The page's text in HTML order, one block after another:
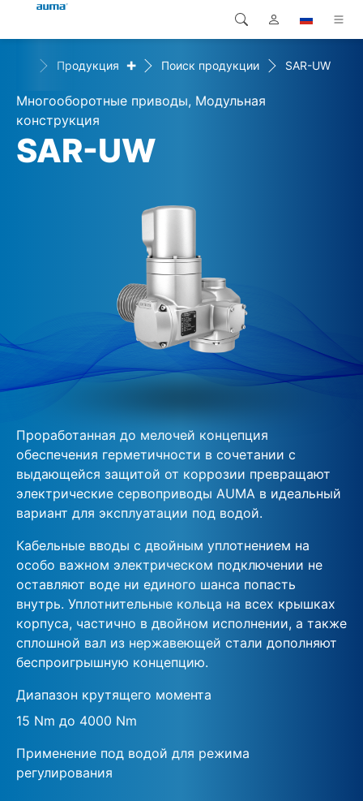
Продукция
Решения
Загрузки
Global
Европа
Азия и Тихий океан
Северная Америка
Поиск
Продукция + Поиск продукции SAR-UW
Многооборотные приводы, Модульная
конструкция
SAR-UW
Проработанная до мелочей концепция
обеспечения герметичности в сочетании с
выдающейся защитой от коррозии превращают
электрические сервоприводы AUMA в идеальный
вариант для эксплуатации под водой.
Кабельные вводы с двойным уплотнением на
особо важном электрическом подключении не
оставляют воде ни единого шанса попасть
внутрь. Уплотнительные кольца на всех крышках
корпуса, частично в двойном исполнении, а также
сплошной вал из нержавеющей стали дополняют
беспроигрышную концепцию.
Диапазон крутящего момента
15 Nm до 4000 Nm
Применение под водой для режима
регулирования